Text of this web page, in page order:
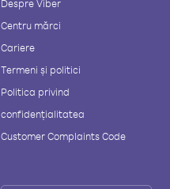
Despre Viber
Centru mărci
Cariere
Termeni și politici
Politica privind
confidențialitatea
Customer Complaints Code